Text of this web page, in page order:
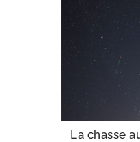
La chasse